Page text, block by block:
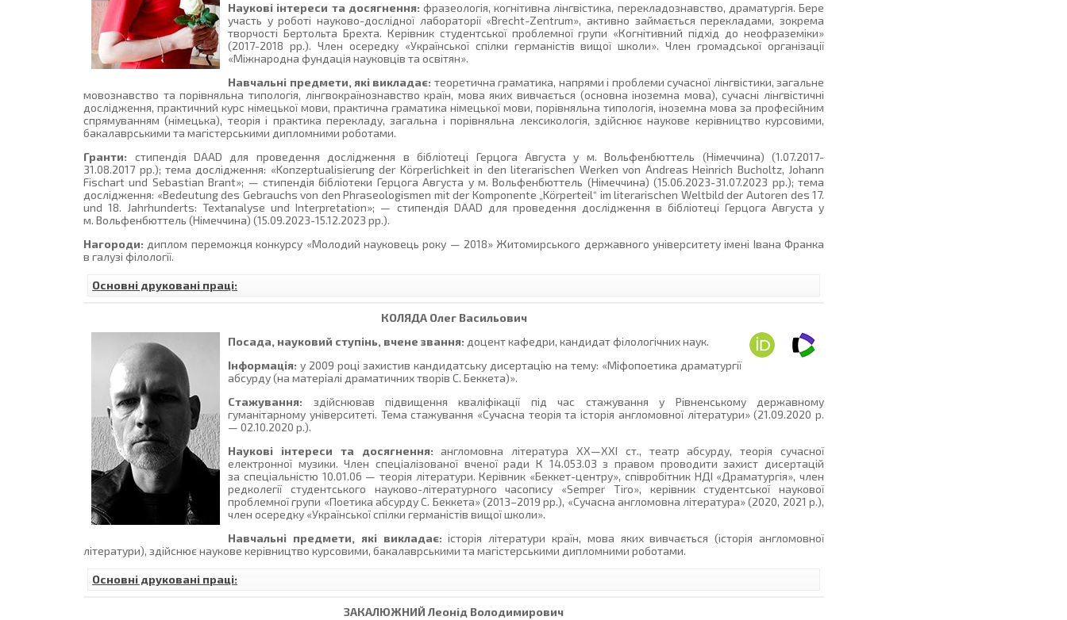
Наукові інтереси та досягнення: фразеологія, когнітивна лінгвістика, перекладознавство, драматургія. Бере
участь у роботі науково-дослідної лабораторії «Brecht-Zentrum», активно займається перекладами, зокрема
творчості Бертольта Брехта. Керівник студентської проблемної групи «Когнітивний підхід до неофраземіки»
(2017-2018 рр.). Член осередку «Української спілки германістів вищої школи». Член громадської організації
«Міжнародна фундація науковців та освітян».
Навчальні предмети, які викладає: теоретична граматика, напрями і проблеми сучасної лінгвістики, загальне
мовознавство та порівняльна типологія, лінгвокраїнознавство країн, мова яких вивчається (основна іноземна мова), сучасні лінгвістичні
дослідження, практичний курс німецької мови, практична граматика німецької мови, порівняльна типологія, іноземна мова за професійним
спрямуванням (німецька), теорія і практика перекладу, загальна і порівняльна лексикологія, здійснює наукове керівництво курсовими,
бакалаврськими та магістерськими дипломними роботами.
Гранти: стипендія DAAD для проведення дослідження в бібліотеці Герцога Августа у м. Вольфенбюттель (Німеччина) (1.07.2017-
31.08.2017 рр.); тема дослідження: «Konzeptualisierung der Körperlichkeit in den literarischen Werken von Andreas Heinrich Bucholtz, Johann
Fischart und Sebastian Brant»; — стипендія бібліотеки Герцога Августа у м. Вольфенбюттель (Німеччина) (15.06.2023-31.07.2023 рр.); тема
дослідження: «Bedeutung des Gebrauchs von den Phraseologismen mit der Komponente „Körperteil“ im literarischen Weltbild der Autoren des 17.
und 18. Jahrhunderts: Textanalyse und Interpretation»; — стипендія DAAD для проведення дослідження в бібліотеці Герцога Августа у
м. Вольфенбюттель (Німеччина) (15.09.2023-15.12.2023 рр.).
Нагороди: диплом переможця конкурсу «Молодий науковець року — 2018» Житомирського державного університету імені Івана Франка
в галузі філології.
Основні друковані праці:
КОЛЯДАОлег Васильович
Посада, науковий ступінь, вчене звання: доцент кафедри, кандидат філологічних наук.
Інформація:у 2009 році захистив кандидатську дисертацію на тему: «Міфопоетика драматургії
абсурду (на матеріалі драматичних творів С. Беккета)».
Стажування: здійснював підвищення кваліфікації під час стажування у Рівненському державному
гуманітарному університеті. Тема стажування «Сучасна теорія та історія англомовної літератури» (21.09.2020 р.
— 02.10.2020 р.).
Наукові інтереси та досягнення: англомовна література ХХ—ХХІ ст., театр абсурду, теорія сучасної
електронної музики. Член спеціалізованої вченої ради К 14.053.03 з правом проводити захист дисертацій
за спеціальністю 10.01.06 — теорія літератури. Керівник «Беккет-центру», співробітник НДІ «Драматургія», член
редколегії студентського науково-літературного часопису «Semper Tiro», керівник студентської наукової
проблемної групи «Поетика абсурду С. Беккета» (2013–2019 рр.), «Сучасна англомовна література» (2020, 2021 р.),
член осередку «Української спілки германістів вищої школи».
Навчальні предмети, які викладає:історія літератури країн, мова яких вивчається (історія англомовної
літератури), здійснює наукове керівництво курсовими, бакалаврськими та магістерськими дипломними роботами.
Основні друковані праці:
ЗАКАЛЮЖНИЙ Леонід Володимирович